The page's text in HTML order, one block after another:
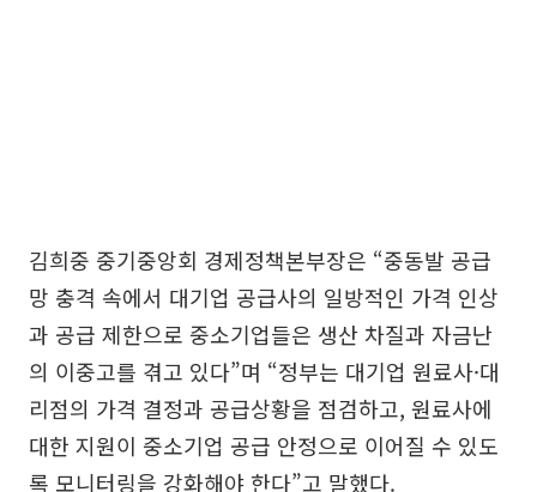
김희중 중기중앙회 경제정책본부장은 “중동발 공급
망 충격 속에서 대기업 공급사의 일방적인 가격 인상
과 공급 제한으로 중소기업들은 생산 차질과 자금난
의 이중고를 겪고 있다”며 “정부는 대기업 원료사·대
리점의 가격 결정과 공급상황을 점검하고, 원료사에
대한 지원이 중소기업 공급 안정으로 이어질 수 있도
록 모니터링을 강화해야 한다”고 말했다.